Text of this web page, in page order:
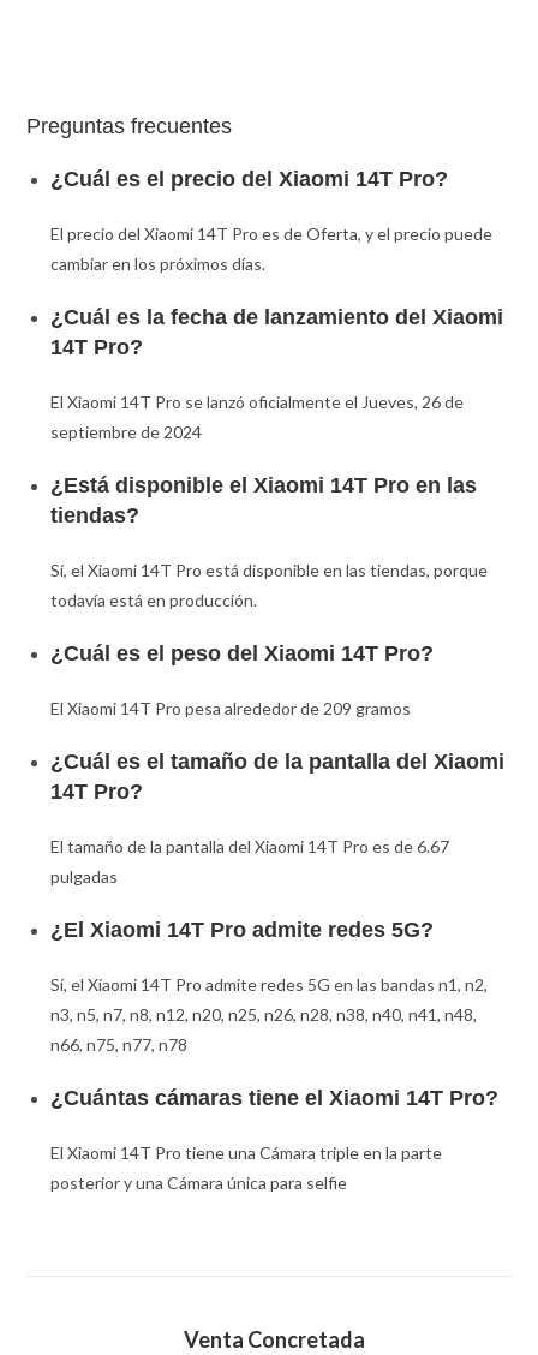
Preguntas frecuentes
¿Cuál es el precio del Xiaomi 14T Pro?
El precio del Xiaomi 14T Pro es de Oferta, y el precio puede
cambiar en los próximos días.
¿Cuál es la fecha de lanzamiento del Xiaomi
14T Pro?
El Xiaomi 14T Pro se lanzó oficialmente el Jueves, 26 de
septiembre de 2024
¿Está disponible el Xiaomi 14T Pro en las
tiendas?
Sí, el Xiaomi 14T Pro está disponible en las tiendas, porque
todavía está en producción.
¿Cuál es el peso del Xiaomi 14T Pro?
El Xiaomi 14T Pro pesa alrededor de 209 gramos
¿Cuál es el tamaño de la pantalla del Xiaomi
14T Pro?
El tamaño de la pantalla del Xiaomi 14T Pro es de 6.67
pulgadas
¿El Xiaomi 14T Pro admite redes 5G?
Sí, el Xiaomi 14T Pro admite redes 5G en las bandas n1, n2,
n3, n5, n7, n8, n12, n20, n25, n26, n28, n38, n40, n41, n48,
n66, n75, n77, n78
¿Cuántas cámaras tiene el Xiaomi 14T Pro?
El Xiaomi 14T Pro tiene una Cámara triple en la parte
posterior y una Cámara única para selfie
Venta Concretada